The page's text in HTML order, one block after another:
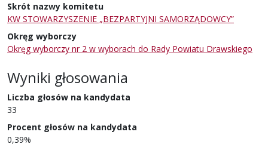
Skrót nazwy komitetu
KW STOWARZYSZENIE „BEZPARTYJNI SAMORZĄDOWCY”
Okręg wyborczy
Okręg wyborczy nr 2 w wyborach do Rady Powiatu Drawskiego
Wyniki głosowania
Liczba głosów na kandydata
33
Procent głosów na kandydata
0,39%